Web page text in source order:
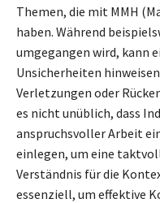
Themen, die mit MMH
haben. Während
umgegangen wird, kann
Unsicherheiten
Verletzungen oder
es nicht unüblich, dass
anspruchsvoller Arbeit
einlegen, um eine
Verständnis für die
essenziell, um effektive